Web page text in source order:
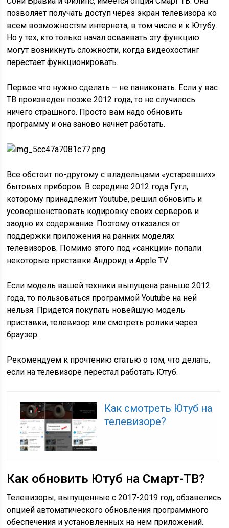
позволяет получать доступ через экран телевизора ко
всем возможностям интернета, в том числе и к Ютубу.
Но у тех, кто только начал осваивать эту функцию
могут возникнуть сложности, когда видеохостинг
перестает функционировать.
Первое что нужно сделать – не паниковать. Если у вас
ТВ произведен позже 2012 года, то не случилось
ничего страшного. Просто вам надо обновить
программу и она заново начнет работать.
Все обстоит по-другому с владельцами «устаревших»
бытовых приборов. В середине 2012 года Гугл,
которому принадлежит Youtube, решил обновить и
усовершенствовать кодировку своих серверов и
заодно их содержание. Поэтому отказался от
поддержки приложения на ранних моделях
телевизоров. Помимо этого под «санкции» попали
некоторые приставки Андроид и Apple TV.
Если модель вашей техники выпущена раньше 2012
года, то пользоваться программой Youtube на ней
нельзя. Придется покупать новейшую модель
приставки, телевизор или смотреть ролики через
браузер.
Рекомендуем к прочтению статью о том, что делать,
если на телевизоре перестал работать Ютуб.
Как смотреть Ютуб на
телевизоре?
Как обновить Ютуб на Смарт-ТВ?
Телевизоры, выпущенные с 2017-2019 год, обзавелись
опцией автоматического обновления программного
обеспечения и установленных на нем приложений.